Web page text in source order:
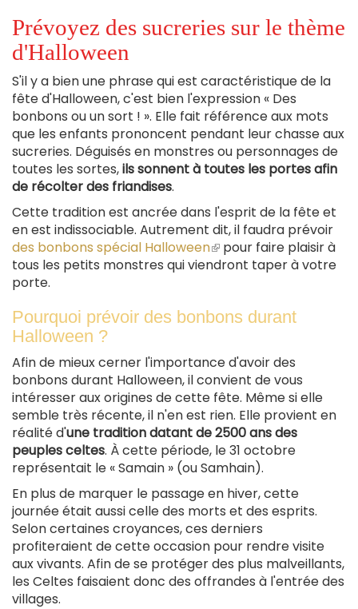
Prévoyez des sucreries sur le thème
d'Halloween
S'il y a bien une phrase qui est caractéristique de la
fête d'Halloween, c'est bien l'expression « Des
bonbons ou un sort ! ». Elle fait référence aux mots
que les enfants prononcent pendant leur chasse aux
sucreries. Déguisés en monstres ou personnages de
toutes les sortes,ils sonnent à toutes les portes afin
de récolter des friandises.
Cette tradition est ancrée dans l'esprit de la fête et
en est indissociable. Autrement dit, il faudra prévoir
des bonbons spécial Halloween(le
lien
pour faire plaisir à
tous les petits monstres qui viendront taper à votre
porte.
Pourquoi prévoir des bonbons durant
Halloween ?
Afin de mieux cerner l'importance d'avoir des
bonbons durant Halloween, il convient de vous
intéresser aux origines de cette fête. Même si elle
semble très récente, il n'en est rien. Elle provient en
réalité d'une tradition datant de 2500 ans des
peuples celtes. À cette période, le 31 octobre
représentait le « Samain » (ou Samhain).
En plus de marquer le passage en hiver, cette
journée était aussi celle des morts et des esprits.
Selon certaines croyances, ces derniers
profiteraient de cette occasion pour rendre visite
aux vivants. Afin de se protéger des plus malveillants,
les Celtes faisaient donc des offrandes à l'entrée des
villages.